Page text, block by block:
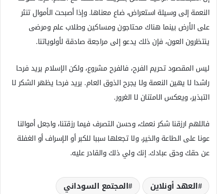
النعمة إلى وسيلة استعراض، ضاع معناها. وإذا أصبحت الأموال تنثر
على الأرض بينما هناك محتاجون ومساكين وطلاب علم ومرضى
ينتظرون العون، فإن ذلك يدعو إلى مراجعة صادقة لأولوياتنا.
ليس المقصود تحريم الفرح، فالفرح مشروع، ولكن الإسلام يريد فرحا
راشدا لا يهين النعمة ولا يجرح الذوق العام. يريد فرحا يظهر الشكر لا
التبذير، ويعكس الامتنان لا الغرور.
فاللهم ارزقنا شكر نعمك، وحسن التصرف فيما رزقتنا، واجعل أموالنا
عونا على الطاعة والخير، ولا تجعلها سببا للكبر أو الإسراف أو الغفلة
عن حقك وحق عبادك. إنك ولي ذلك والقادر عليه.
العهد أونلاين
المجتمع السوداني